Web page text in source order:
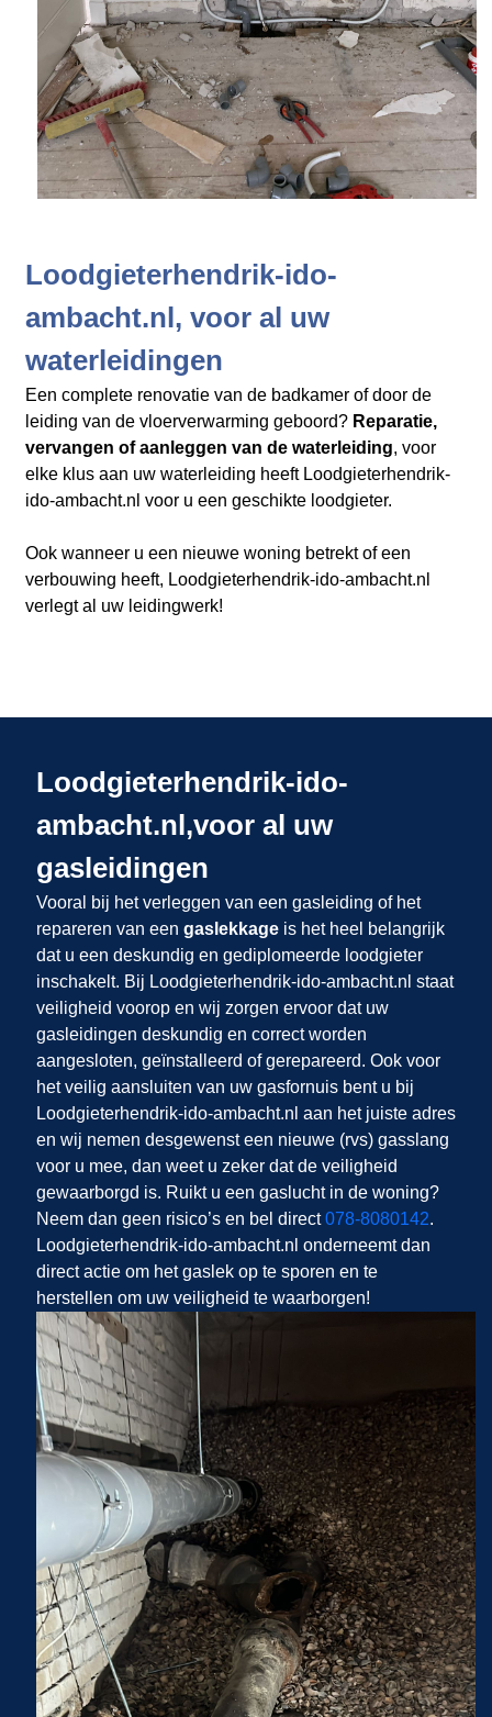
Loodgieterhendrik-ido-
ambacht.nl, voor al uw
waterleidingen
Een complete renovatie van de badkamer of door de
leiding van de vloerverwarming geboord? Reparatie,
vervangen of aanleggen van de waterleiding, voor
elke klus aan uw waterleiding heeft Loodgieterhendrik-
ido-ambacht.nl​​​​​​​ voor u een geschikte loodgieter.
Ook wanneer u een nieuwe woning betrekt of een
verbouwing heeft, Loodgieterhendrik-ido-ambacht.nl
verlegt al uw leidingwerk!
Loodgieterhendrik-ido-
ambacht.nl,voor al uw
gasleidingen
Vooral bij het verleggen van een gasleiding of het
repareren van een gaslekkageis het heel belangrijk
dat u een deskundig en gediplomeerde loodgieter
inschakelt. Bij Loodgieterhendrik-ido-ambacht.nl staat
veiligheid voorop en wij zorgen ervoor dat uw
gasleidingen deskundig en correct worden
aangesloten, geïnstalleerd of gerepareerd. Ook voor
het veilig aansluiten van uw gasfornuis bent u bij
Loodgieterhendrik-ido-ambacht.nl aan het juiste adres
en wij nemen desgewenst een nieuwe (rvs) gasslang
voor u mee, dan weet u zeker dat de veiligheid
gewaarborgd is. Ruikt u een gaslucht in de woning?
Neem dan geen risico’s en bel direct078-8080142.
Loodgieterhendrik-ido-ambacht.nl onderneemt dan
direct actie om het gaslek op te sporen en te
herstellen om uw veiligheid te waarborgen!